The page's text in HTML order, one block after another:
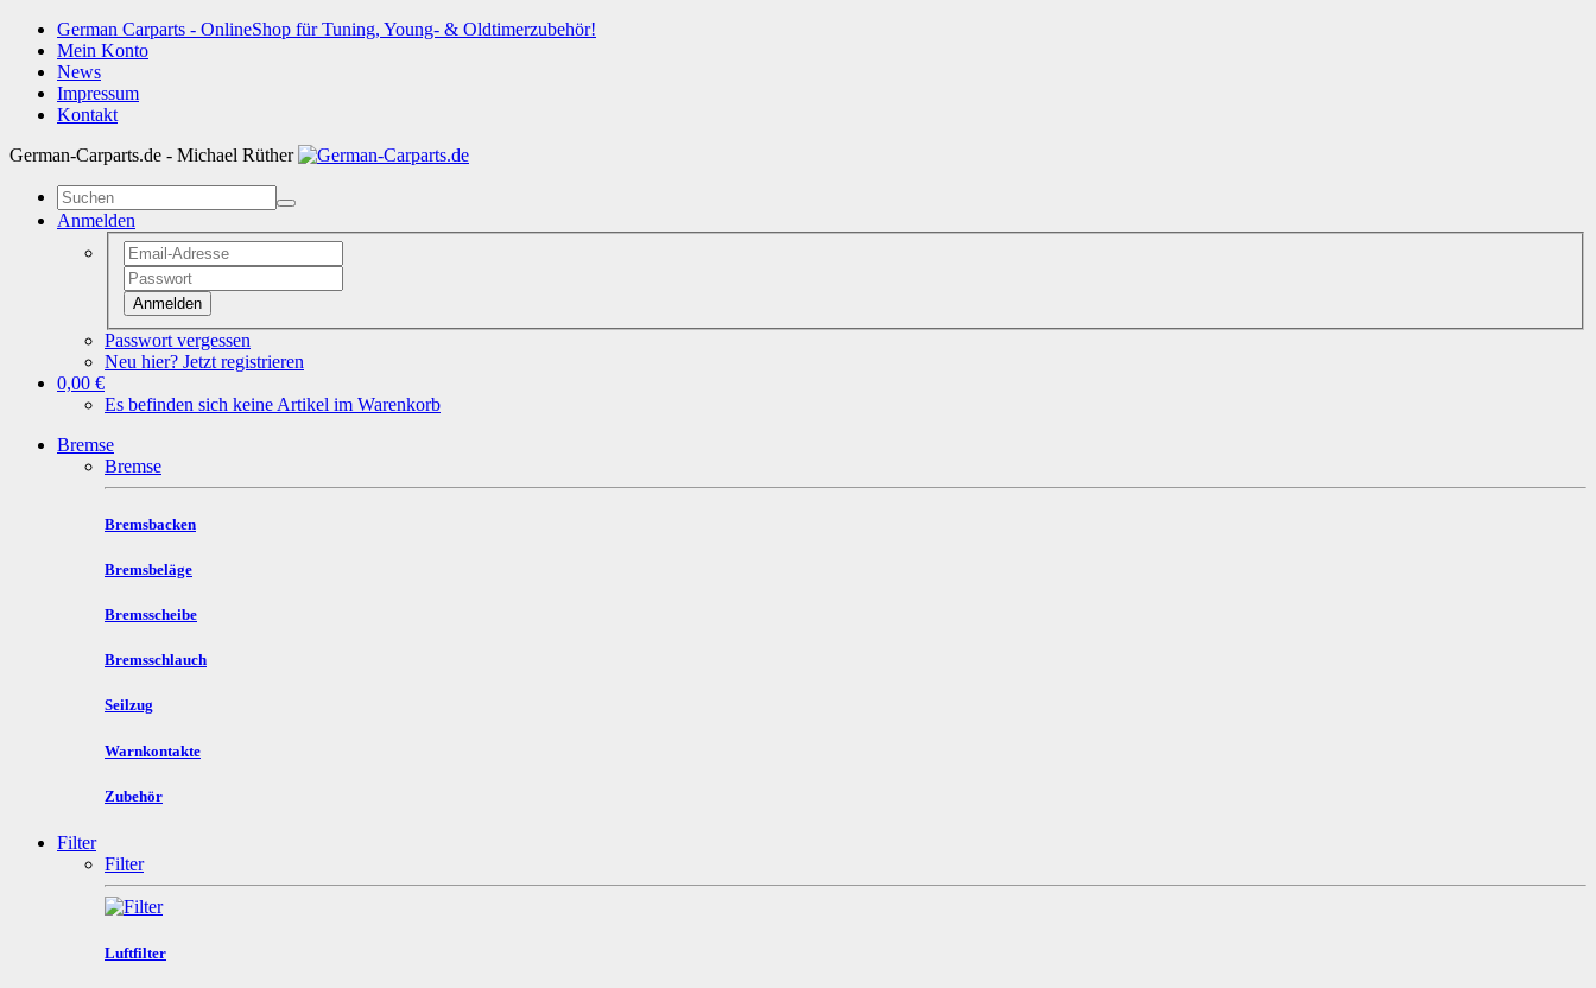
German Carparts - OnlineShop für Tuning, Young- & Oldtimerzubehör!
Mein Konto
News
Impressum
Kontakt
German-Carparts.de - Michael Rüther
Anmelden
Anmelden
Passwort vergessen
Neu hier? Jetzt registrieren
0,00 €
Es befinden sich keine Artikel im Warenkorb
Bremse
Bremse
Bremsbacken
Bremsbeläge
Bremsscheibe
Bremsschlauch
Seilzug
Warnkontakte
Zubehör
Filter
Filter
Luftfilter